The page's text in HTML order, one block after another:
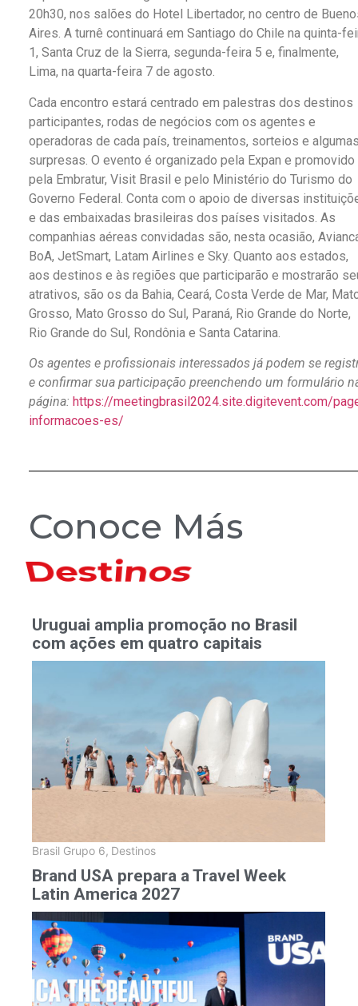
20h30, nos salões do Hotel Libertador, no centro de
Aires. A turnê continuará em Santiago do Chile na quinta-
1, Santa Cruz de la Sierra, segunda-feira 5 e, finalmente,
Lima, na quarta-feira 7 de agosto.
Cada encontro estará centrado em palestras dos destinos
participantes, rodas de negócios com os agentes e
operadoras de cada país, treinamentos, sorteios e
surpresas. O evento é organizado pela Expan e promovido
pela Embratur, Visit Brasil e pelo Ministério do Turismo do
Governo Federal. Conta com o apoio de diversas
e das embaixadas brasileiras dos países visitados. As
companhias aéreas convidadas são, nesta ocasião,
BoA, JetSmart, Latam Airlines e Sky. Quanto aos estados,
aos destinos e às regiões que participarão e mostrarão
atrativos, são os da Bahia, Ceará, Costa Verde de Mar,
Grosso, Mato Grosso do Sul, Paraná, Rio Grande do Norte,
Rio Grande do Sul, Rondônia e Santa Catarina.
Os agentes e profissionais interessados já podem se
e confirmar sua participação preenchendo um formulário
página: https://meetingbrasil2024.site.digitevent.com/
informacoes-es/
Conoce Más
Hoteles
Uruguai amplia promoção no Brasil
com ações em quatro capitais
Brasil Grupo 6, Destinos
Brand USA prepara a Travel Week
Latin America 2027